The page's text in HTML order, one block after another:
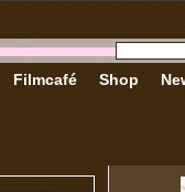
Filmcafé Shop